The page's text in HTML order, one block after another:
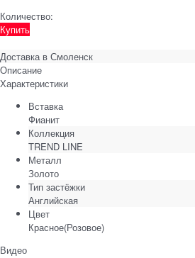
Количество:
Купить
Доставка в Смоленск
Описание
Характеристики
Вставка
Фианит
Коллекция
TREND LINE
Металл
Золото
Тип застёжки
Английская
Цвет
Красное(Розовое)
Видео